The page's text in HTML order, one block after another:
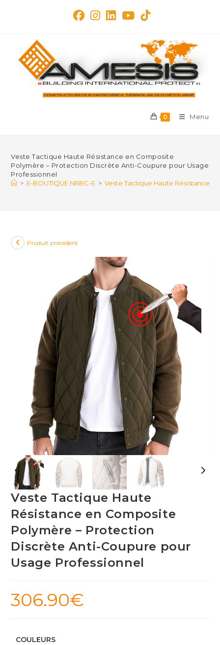
0 Menu
Veste Tactique Haute Résistance en Composite
Polymère – Protection Discrète Anti-Coupure pour Usage
Professionnel
> E-BOUTIQUE NRBC-E > Veste Tactique Haute Résistance
Produit précédent
Veste Tactique Haute
Résistance en Composite
Polymère – Protection
Discrète Anti-Coupure pour
Usage Professionnel
306.90€
COULEURS